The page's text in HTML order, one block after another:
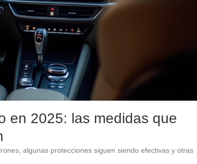
en 2025: las medidas que
algunas protecciones siguen siendo efectivas y otras